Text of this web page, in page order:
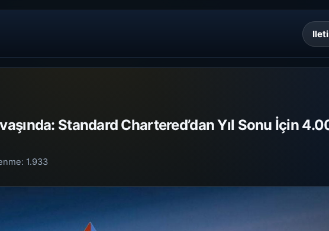
Standard Chartered’dan Yıl Sonu İçin
1.933